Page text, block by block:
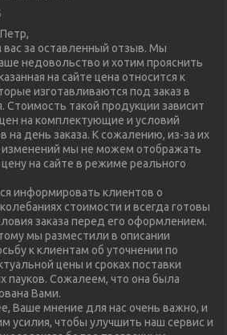
за оставленный отзыв. Мы
недовольство и хотим прояснить
на сайте цена относится к
изготавливаются под заказ в
Стоимость такой продукции зависит
на комплектующие и условий
на день заказа. К сожалению, из-за их
изменений мы не можем отображать
на сайте в режиме реального
информировать клиентов о
стоимости и всегда готовы
заказа перед его оформлением.
мы разместили в описании
к клиентам об уточнении по
цены и сроках поставки
пауков. Сожалеем, что она была
Вами.
Ваше мнение для нас очень важно, и
усилия, чтобы улучшить наш сервис и